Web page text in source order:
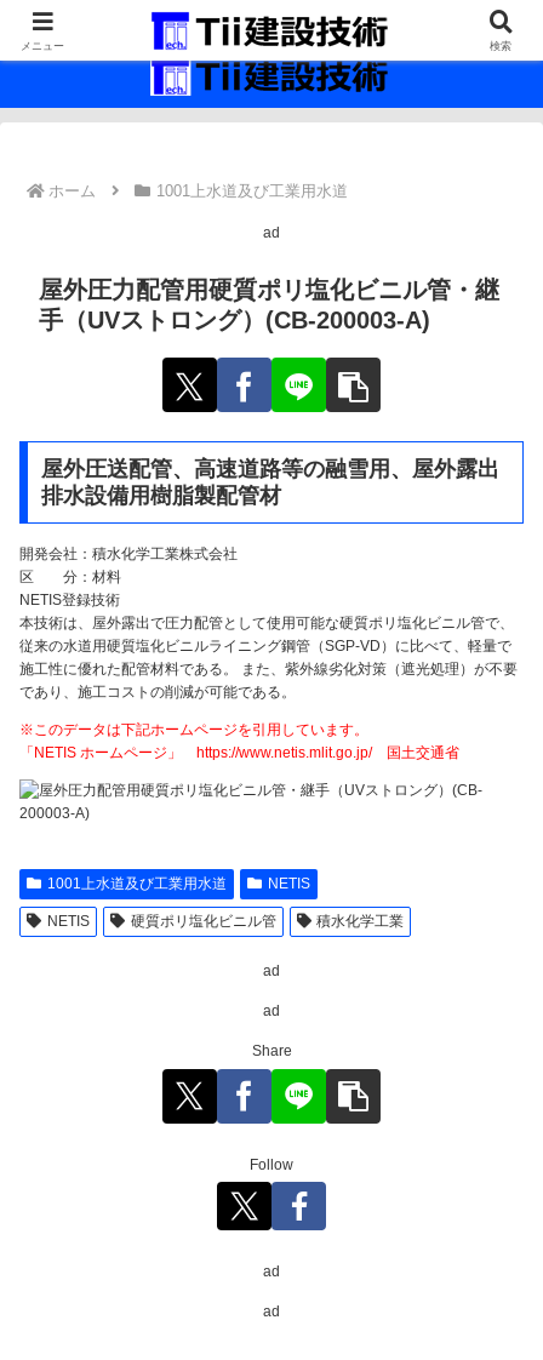
最新の建設技術の情報インフラ。
ホーム 1001上水道及び工業用水道
ad
屋外圧力配管用硬質ポリ塩化ビニル管・継
手（UVストロング）(CB-200003-A)
屋外圧送配管、高速道路等の融雪用、屋外露出
排水設備用樹脂製配管材
開発会社：積水化学工業株式会社
区 分：材料
NETIS登録技術
本技術は、屋外露出で圧力配管として使用可能な硬質ポリ塩化ビニル管で、
従来の水道用硬質塩化ビニルライニング鋼管（SGP-VD）に比べて、軽量で
施工性に優れた配管材料である。 また、紫外線劣化対策（遮光処理）が不要
であり、施工コストの削減が可能である。
※このデータは下記ホームページを引用しています。
「NETIS ホームページ」 https://www.netis.mlit.go.jp/ 国土交通省
1001上水道及び工業用水道 NETIS
NETIS 硬質ポリ塩化ビニル管 積水化学工業
ad
ad
Share
Follow
ad
ad
メニュー 検索